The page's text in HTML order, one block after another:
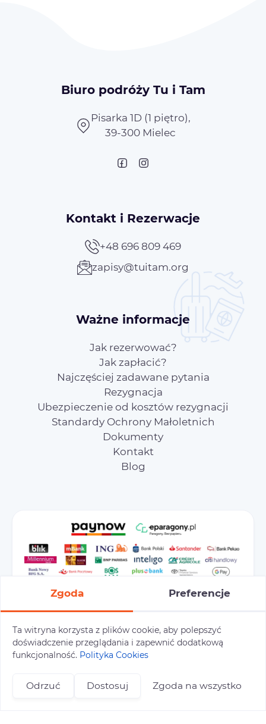
Biuro podróży Tu i Tam
Pisarka 1D (1 piętro),
39-300 Mielec
Kontakt i Rezerwacje
+48 696 809 469
zapisy@tuitam.org
Ważne informacje
Jak rezerwować?
Jak zapłacić?
Najczęściej zadawane pytania
Rezygnacja
Ubezpieczenie od kosztów rezygnacji
Standardy Ochrony Małoletnich
Dokumenty
Kontakt
Blog
Preferencje cookies Polityka prywatności
Polityka cookies
Zgoda Preferencje
Ta witryna korzysta z plików cookie, aby polepszyć
doświadczenie przeglądania i zapewnić dodatkową
funkcjonalność. Polityka Cookies
Odrzuć Dostosuj Zgoda na wszystko